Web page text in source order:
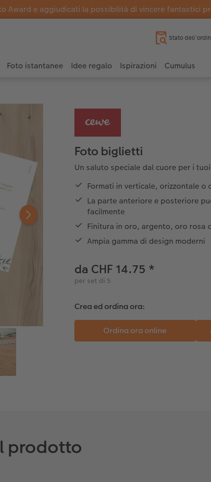
Award e aggiudicati la possibilità di vincere fantastici
Stato
Foto istantanee Idee regalo Ispirazioni Cumulus
Foto biglietti
Un saluto speciale dal cuore per i
Formati in verticale, orizzontale o
La parte anteriore e posteriore
facilmente
Finitura in oro, argento, oro rosa
Ampia gamma di design moderni
da CHF 14.75 *
per set di 5
Crea ed ordina ora:
prodotto